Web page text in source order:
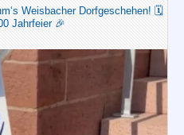
Weisbacher Dorfgeschehen! 🗓️
Jahrfeier 🎉